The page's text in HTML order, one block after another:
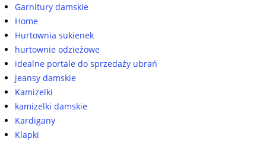
Garnitury damskie
Home
Hurtownia sukienek
hurtownie odzieżowe
idealne portale do sprzedaży ubrań
jeansy damskie
Kamizelki
kamizelki damskie
Kardigany
Klapki